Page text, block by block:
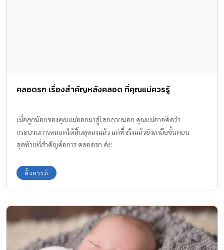
คลอดรก เรื่องสำคัญหลังคลอด ที่คุณแม่ควรรู้
เมื่อลูกน้อยของคุณแม่ออกมาสู่โลกภายนอก คุณแม่อาจคิดว่า
กระบวนการคลอดได้สิ้นสุดลงแล้ว แต่ที่จริงแล้วยังเหลือขั้นตอน
สุดท้ายที่สำคัญคือการ คลอดรก ค่ะ
ตั้งครรภ์